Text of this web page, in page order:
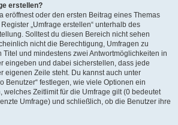
erstellen?
eröffnest oder den ersten Beitrag eines Themas
„Umfrage erstellen“ unterhalb des
Solltest du diesen Bereich nicht sehen
nicht die Berechtigung, Umfragen zu
und mindestens zwei Antwortmöglichkeiten in
eingeben und dabei sicherstellen, dass jede
eigenen Zeile steht. Du kannst auch unter
Benutzer“ festlegen, wie viele Optionen ein
welches Zeitlimit für die Umfrage gilt (0 bedeutet
Umfrage) und schließlich, ob die Benutzer ihre